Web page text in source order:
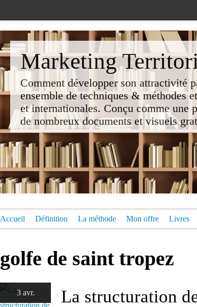
Marketing
Comment développer son attractivité
ensemble de techniques & méthodes
et internationales. Conçu comme une
de nombreux documents et visuels
Accueil Définition La méthode Mon offre Livres
golfe de saint tropez
3 avr.
La structuration